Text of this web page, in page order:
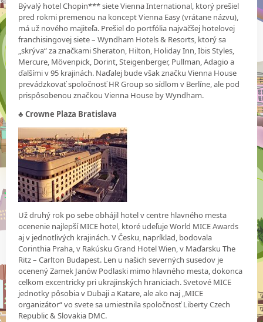
Bývalý hotel Chopin*** siete Vienna International, ktorý prešiel
pred rokmi premenou na koncept Vienna Easy (vrátane názvu),
má už nového majiteľa. Prešiel do portfólia najväčšej hotelovej
franchisingovej siete – Wyndham Hotels & Resorts, ktorý sa
„skrýva“ za značkami Sheraton, Hilton, Holiday Inn, Ibis Styles,
Mercure, Mövenpick, Dorint, Steigenberger, Pullman, Adagio a
ďalšími v 95 krajinách. Naďalej bude však značku Vienna House
prevádzkovať spoločnosť HR Group so sídlom v Berlíne, ale pod
prispôsobenou značkou Vienna House by Wyndham.
♣ Crowne Plaza Bratislava
Už druhý rok po sebe obhájil hotel v centre hlavného mesta
ocenenie najlepší MICE hotel, ktoré udeľuje World MICE Awards
aj v jednotlivých krajinách. V Česku, napríklad, bodovala
Corinthia Praha, v Rakúsku Grand Hotel Wien, v Maďarsku The
Ritz – Carlton Budapest. Len u našich severných susedov je
ocenený Zamek Janów Podlaski mimo hlavného mesta, dokonca
celkom excentricky pri ukrajinských hraniciach. Svetové MICE
jednotky pôsobia v Dubaji a Katare, ale ako naj „MICE
organizátor“ vo svete sa umiestnila spoločnosť Liberty Czech
Republic & Slovakia DMC.